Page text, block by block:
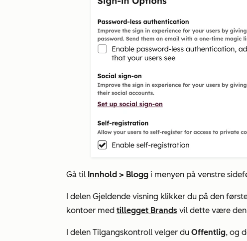
Gå til Innhold > Blogg i menyen på venstre
I delen Gjeldende visning klikker du på den
kontoer med tillegget Brands vil dette være
I delen Tilgangskontroll velger du Offentlig, og